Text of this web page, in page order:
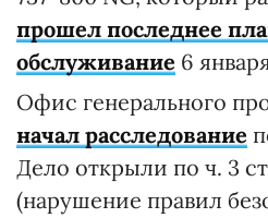
прошел последнее
обслуживание 6
Офис генерального
начал расследование
Дело открыли по ч. 3
(нарушение правил